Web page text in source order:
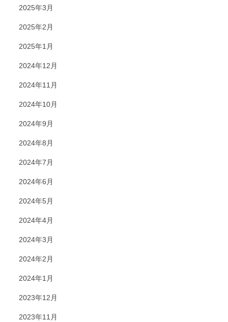
2025年3月
2025年2月
2025年1月
2024年12月
2024年11月
2024年10月
2024年9月
2024年8月
2024年7月
2024年6月
2024年5月
2024年4月
2024年3月
2024年2月
2024年1月
2023年12月
2023年11月